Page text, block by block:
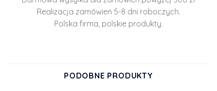
Realizacja zamówień 5-8 dni roboczych.
Polska firma, polskie produkty.
PODOBNE PRODUKTY